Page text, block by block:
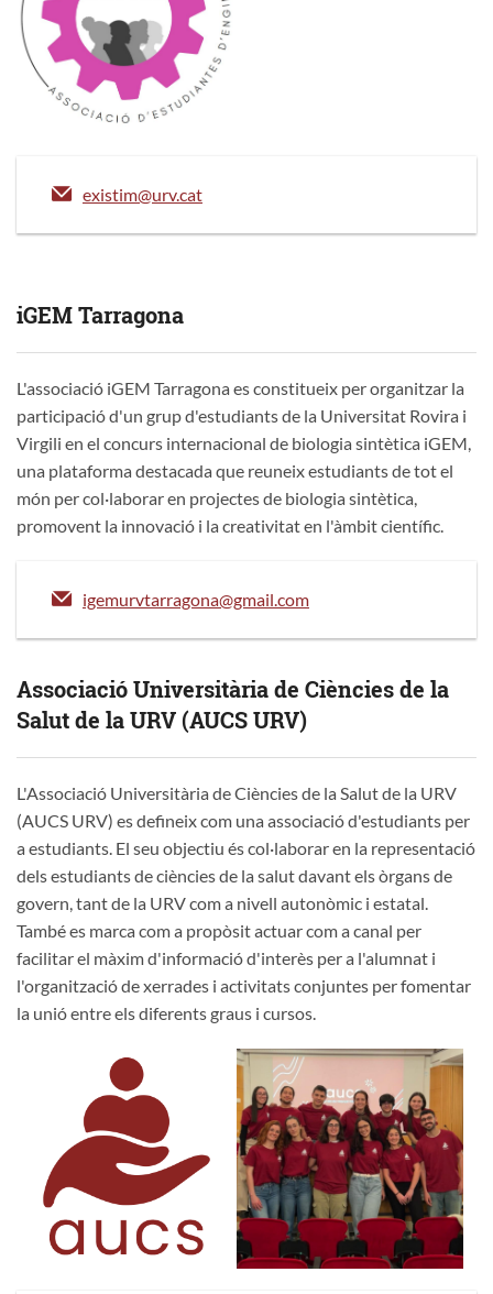
existim@urv.cat
iGEM Tarragona
L'associació iGEM Tarragona es constitueix per organitzar la
participació d'un grup d'estudiants de la Universitat Rovira i
Virgili en el concurs internacional de biologia sintètica iGEM,
una plataforma destacada que reuneix estudiants de tot el
món per col·laborar en projectes de biologia sintètica,
promovent la innovació i la creativitat en l'àmbit científic.
igemurvtarragona@gmail.com
Associació Universitària de Ciències de la
Salut de la URV (AUCS URV)
L'Associació Universitària de Ciències de la Salut de la URV
(AUCS URV) es defineix com una associació d'estudiants per
a estudiants. El seu objectiu és col·laborar en la representació
dels estudiants de ciències de la salut davant els òrgans de
govern, tant de la URV com a nivell autonòmic i estatal.
També es marca com a propòsit actuar com a canal per
facilitar el màxim d'informació d'interès per a l'alumnat i
l'organització de xerrades i activitats conjuntes per fomentar
la unió entre els diferents graus i cursos.